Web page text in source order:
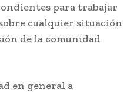
para trabajar
cualquier situación
de la comunidad
en general a